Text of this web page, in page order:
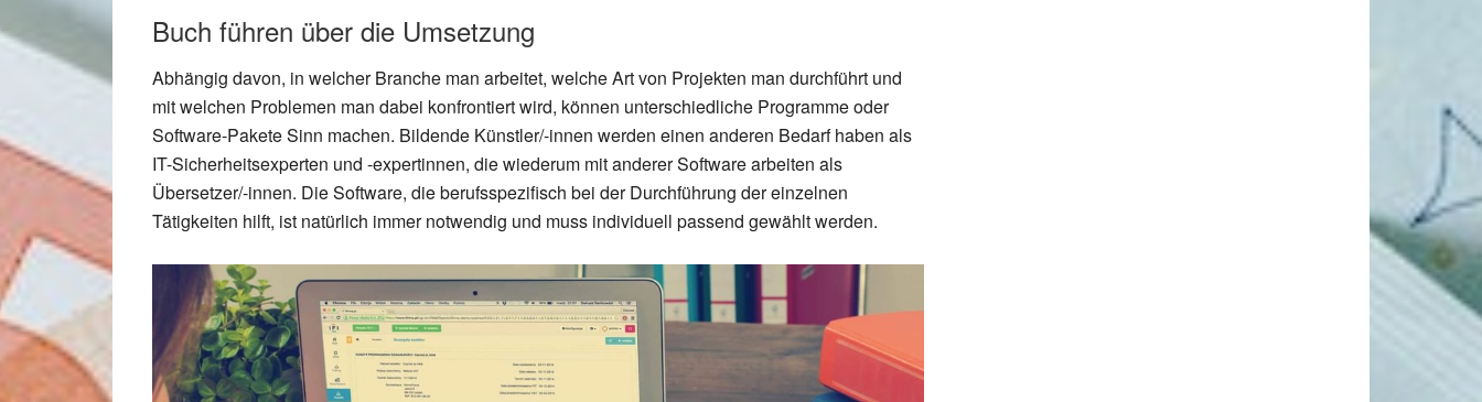
Buch führen über die Umsetzung
Abhängig davon, in welcher Branche man arbeitet, welche Art von Projekten man durchführt und
mit welchen Problemen man dabei konfrontiert wird, können unterschiedliche Programme oder
Software-Pakete Sinn machen. Bildende Künstler/-innen werden einen anderen Bedarf haben als
IT-Sicherheitsexperten und -expertinnen, die wiederum mit anderer Software arbeiten als
Übersetzer/-innen. Die Software, die berufsspezifisch bei der Durchführung der einzelnen
Tätigkeiten hilft, ist natürlich immer notwendig und muss individuell passend gewählt werden.